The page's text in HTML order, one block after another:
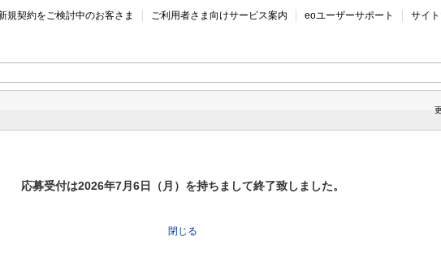
規契約をご検討中のお客さま ご利用者さま向けサービス案内 eoユーザーサポート サイ
応募受付は2026年7月6日（月）を持ちまして終了致しました。
閉じる